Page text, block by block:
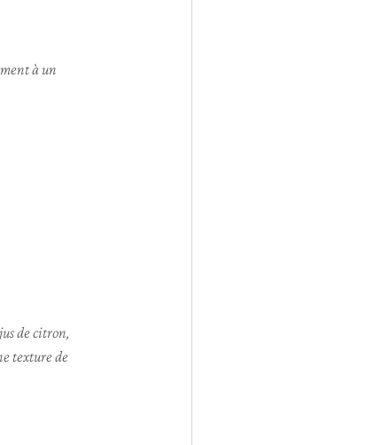
à un
de citron,
texture de